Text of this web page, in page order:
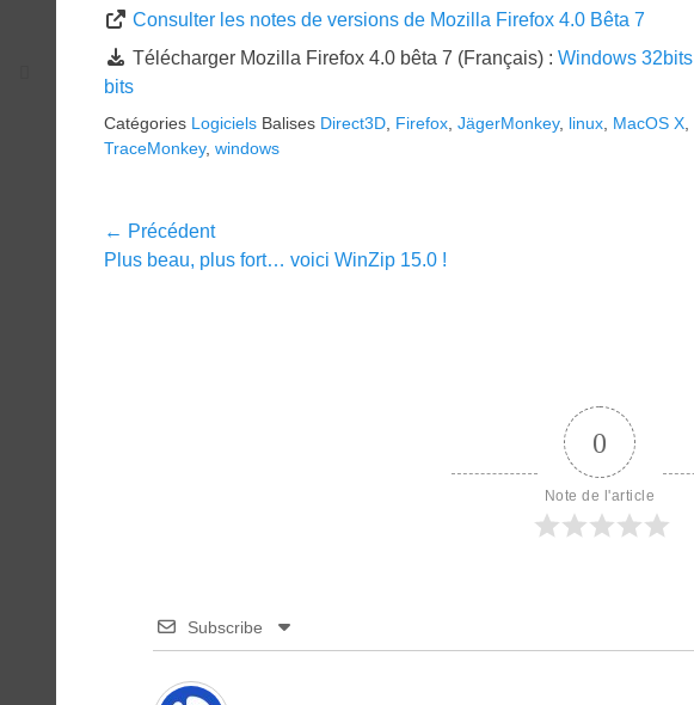
Consulter les notes de versions de Mozilla Firefox 4.0 Bêta 7
Télécharger Mozilla Firefox 4.0 bêta 7 (Français) : Windows 32bits
bits
Catégories Logiciels Balises Direct3D Firefox JägerMonkey, linux MacOS X
TraceMonkey, windows
Navigation
← Précédent
Article
Plus beau, plus fort… voici WinZip 15.0 !
0
Note de l'article
Subscribe